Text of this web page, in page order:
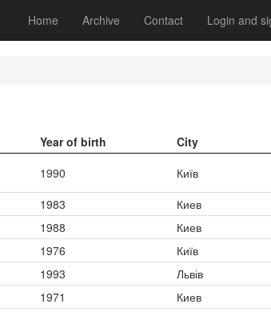
Home Archive Contact Login and
Year of birth City
1990 Київ
1983 Киев
1988 Киев
1976 Київ
1993
Львів
1971
Киев